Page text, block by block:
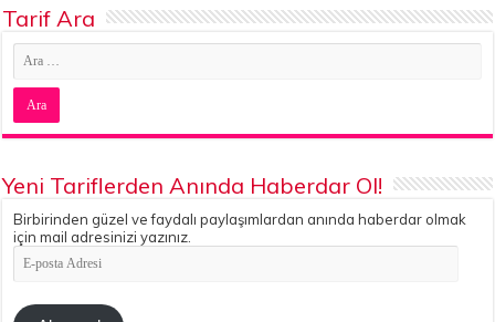
Tarif Ara
Yeni Tariflerden Anında Haberdar Ol!
Birbirinden güzel ve faydalı paylaşımlardan anında haberdar olmak
için mail adresinizi yazınız.
E-
posta